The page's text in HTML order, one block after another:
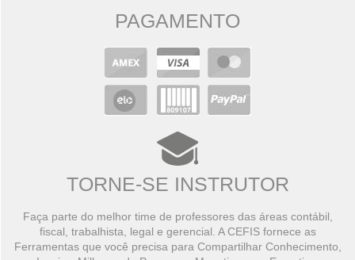
PAGAMENTO
TORNE-SE INSTRUTOR
Faça parte do melhor time de professores das áreas contábil,
fiscal, trabalhista, legal e gerencial. A CEFIS fornece as
Ferramentas que você precisa para Compartilhar Conhecimento,